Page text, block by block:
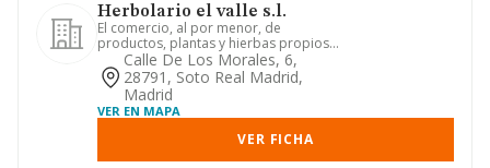
Herbolario el valle s.l.
El comercio, al por menor, de
productos, plantas y hierbas propios
de los herbolarios, y otros.
Calle De Los Morales, 6,
28791, Soto Real Madrid,
Madrid
VER EN MAPA
VER FICHA